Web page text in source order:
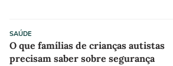
SAÚDE
O que famílias de crianças autistas
precisam saber sobre segurança